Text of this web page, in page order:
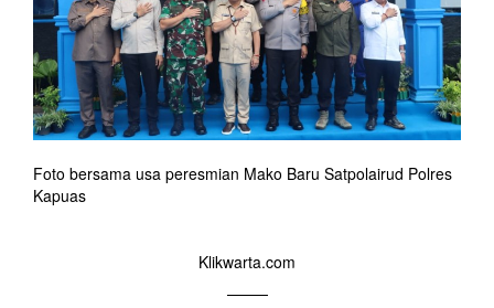
Foto bersama usa peresmian Mako Baru Satpolairud Polres
Kapuas
Klikwarta.com